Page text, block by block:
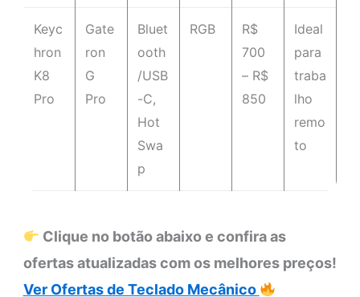
Keyc
hron
K8
Pro
Gate
ron
G
Pro
Bluet
ooth
/USB
-C,
Hot
Swa
p
RGB
R$
700
– R$
850
Ideal
para
traba
lho
remo
to
Clique no botão abaixo e confira as
ofertas atualizadas com os melhores preços!
Ver Ofertas de Teclado Mecânico